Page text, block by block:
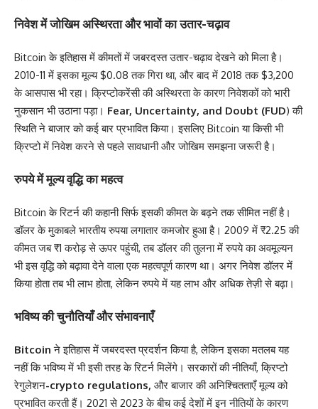
निवेश में जोखिम अस्थिरता और भावों का उतार-चढ़ाव
Bitcoin के इतिहास में कीमतों में जबरदस्त उतार-चढ़ाव देखने को मिला है।
2010-11 में इसका मूल्य $0.08 तक गिरा था, और बाद में 2018 तक $3,200
के आसपास भी रहा। क्रिप्टोकरेंसी की अस्थिरता के कारण निवेशकों को भारी
नुकसान भी उठाना पड़ा। Fear, Uncertainty, and Doubt (FUD) की
स्थिति ने बाजार को कई बार प्रभावित किया। इसलिए Bitcoin या किसी भी
क्रिप्टो में निवेश करने से पहले सावधानी और जोखिम समझना जरूरी है।
रुपये में मूल्य वृद्धि का महत्व
Bitcoin के रिटर्न की कहानी सिर्फ इसकी कीमत के बढ़ने तक सीमित नहीं है।
डॉलर के मुकाबले भारतीय रुपया लगातार कमजोर हुआ है। 2009 में ₹2.25 की
कीमत जब ₹1 करोड़ से ऊपर पहुंची, तब डॉलर की तुलना में रुपये का अवमूल्यन
भी इस वृद्धि को बढ़ावा देने वाला एक महत्वपूर्ण कारण था। अगर निवेश डॉलर में
किया होता तब भी लाभ होता, लेकिन रुपये में यह लाभ और अधिक तेज़ी से बढ़ा।
भविष्य की चुनौतियाँ और संभावनाएँ
Bitcoin ने इतिहास में जबरदस्त प्रदर्शन किया है, लेकिन इसका मतलब यह
नहीं कि भविष्य में भी इसी तरह के रिटर्न मिलेंगे। सरकारों की नीतियाँ, क्रिप्टो
रेगुलेशन-crypto regulations, और बाजार की अनिश्चितताएँ मूल्य को
प्रभावित करती हैं। 2021 से 2023 के बीच कई देशों में इन नीतियों के कारण